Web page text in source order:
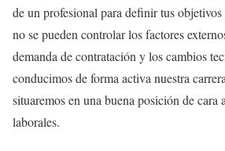
de un profesional para definir tus
no se pueden controlar los factores
demanda de contratación y los cambios
conducimos de forma activa nuestra
situaremos en una buena posición de cara
laborales.